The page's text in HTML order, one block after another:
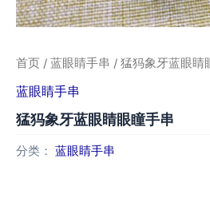
首页 / 蓝眼睛手串 / 猛犸象牙蓝眼睛
蓝眼睛手串
猛犸象牙蓝眼睛眼瞳手串
分类： 蓝眼睛手串